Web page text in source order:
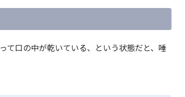
て口の中が乾いている、という状態だと、唾